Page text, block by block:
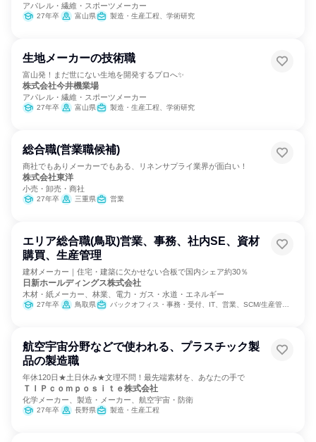
アパレル・繊維・スポーツメーカー
27年卒 富山県 製造・生産工程、学術研究
生地メーカーの技術職
富山発！まだ世にない生地を開発するプロへ✨
株式会社今井機業場
アパレル・繊維・スポーツメーカー
27年卒 富山県 製造・生産工程、学術研究
総合職(営業職候補)
商社でもありメーカーでもある、リネンサプライ業界が面白い！
株式会社東洋
小売・卸売・商社
27年卒 三重県 営業
エリア総合職(鳥取)営業、事務、社内SE、資材
購買、生産管理
建材メーカー｜住宅・建築に欠かせない合板で国内シェア約30％
日新ホールディングス株式会社
木材・紙メーカー、林業、電力・ガス・水道・エネルギー
27年卒 鳥取県 バックオフィス・事務・受付、IT、営業、SCM/生産管理/購買/物流、人事、総務
航空宇宙分野などで使われる、プラスチック製
品の製造職
年休120日★土日休み★文理不問！最先端素材を、あなたの手で
ＴＩＰｃｏｍｐｏｓｉｔｅ株式会社
化学メーカー、製造・メーカー、航空宇宙・防衛
27年卒 長野県 製造・生産工程